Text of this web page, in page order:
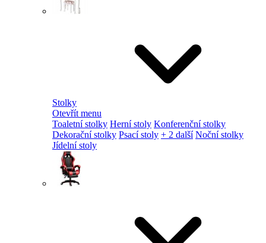
Stolky
Otevřít menu
Toaletní stolky Herní stoly Konferenční stolky
Dekorační stolky Psací stoly + 2 další Noční stolky
Jídelní stoly